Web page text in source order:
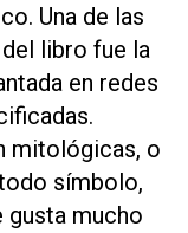
Una de las
libro fue la
en redes
mitológicas, o
símbolo,
gusta mucho